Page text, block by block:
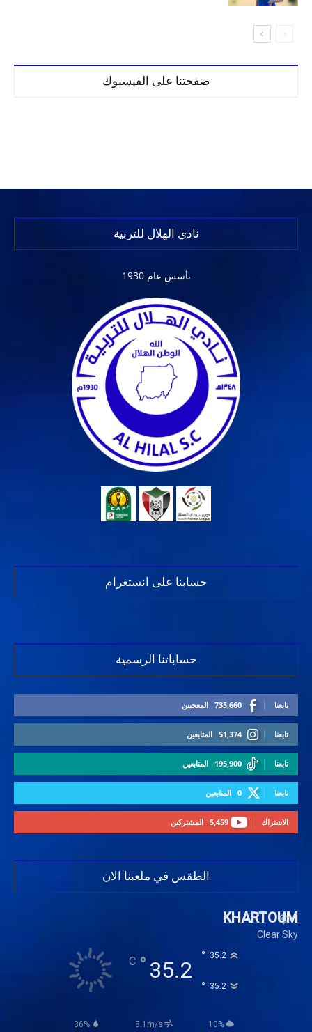
صفحتنا على الفيسبوك
نادي الهلال للتربية
تأسس عام 1930
حسابنا على انستغرام
حساباتنا الرسمية
735,660 المعجبين تابعنا
51,374 المتابعين تابعنا
195,900 المتابعين تابعنا
0 المتابعين تابعنا
5,459 المشتركين الاشتراك
الطقس في ملعبنا الان
KHARTOUM
Clear Sky
35.2
°
C 35.2
°
35.2
°
36% 8.1m/s 10%